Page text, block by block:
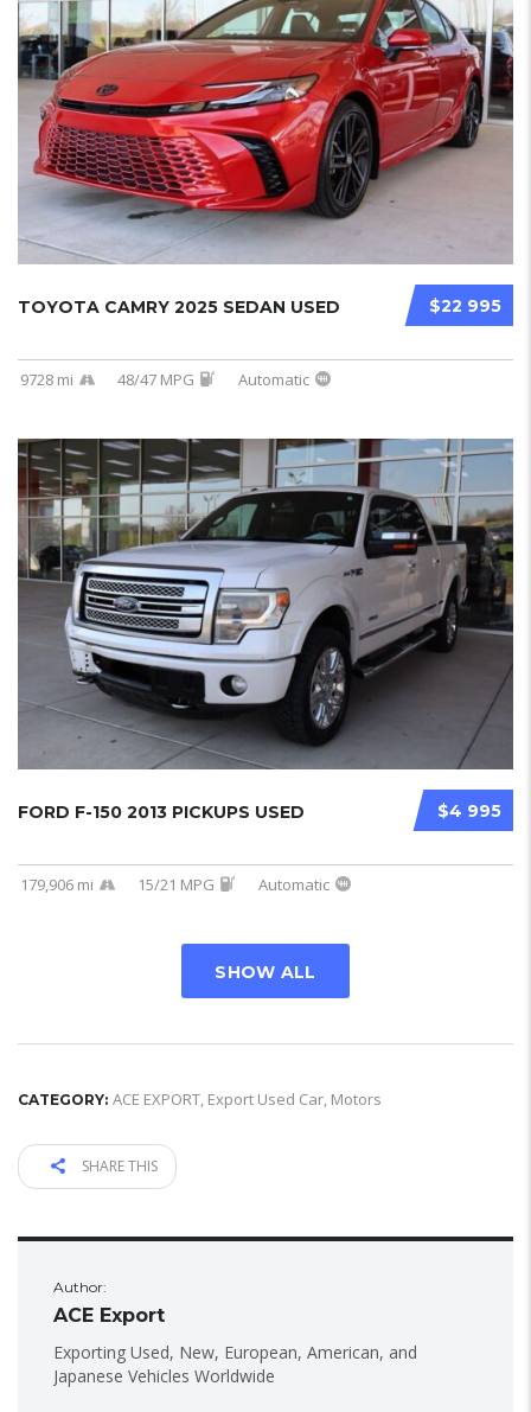
$22 995
TOYOTA CAMRY 2025 SEDAN USED
9728 mi 48/47 MPG Automatic
$4 995
FORD F-150 2013 PICKUPS USED
179,906 mi 15/21 MPG Automatic
SHOW ALL
CATEGORY: ACE EXPORT Export Used Car Motors
SHARE THIS
Author:
ACE Export
Exporting Used, New, European, American, and
Japanese Vehicles Worldwide